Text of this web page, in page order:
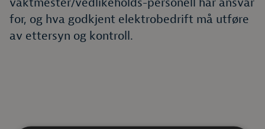
for, og hva godkjent elektrobedrift må utføre
av ettersyn og kontroll.